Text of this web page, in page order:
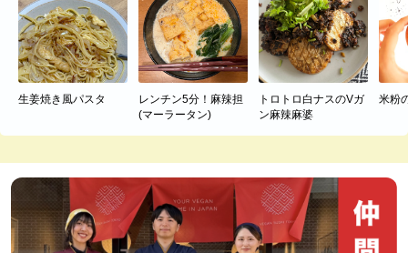
生姜焼き風パスタ
レンチン5分！麻辣担
(マーラータン)
トロトロ白ナスのVガ
ン麻辣麻婆
米粉